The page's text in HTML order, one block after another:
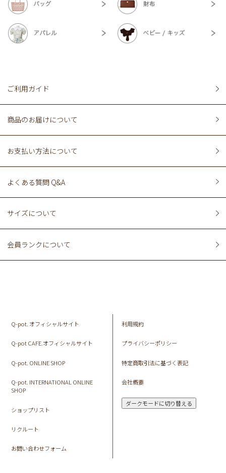
ご利用ガイド
商品のお届けについて
お支払い方法について
よくある質問 Q&A
サイズについて
会員ランクについて
Q-pot. オフィシャルサイト
Q-pot CAFE.オフィシャルサイト
Q-pot. ONLINE SHOP
Q-pot. INTERNATIONAL ONLINE
SHOP
ショップリスト
リクルート
お問い合わせフォーム
利用規約
プライバシーポリシー
特定商取引法に基づく表記
会社概要
ダークモードに切り替える